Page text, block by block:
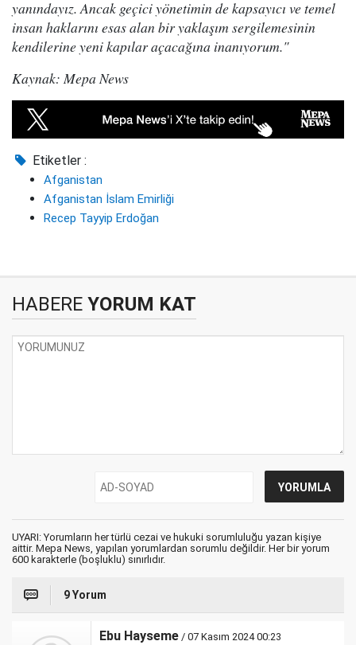
yanındayız. Ancak geçici yönetimin de kapsayıcı ve temel
insan haklarını esas alan bir yaklaşım sergilemesinin
kendilerine yeni kapılar açacağına inanıyorum."
Kaynak: Mepa News
Etiketler :
Afganistan
Afganistan İslam Emirliği
Recep Tayyip Erdoğan
HABERE YORUM KAT
UYARI: Yorumların her türlü cezai ve hukuki sorumluluğu yazan kişiye
aittir. Mepa News, yapılan yorumlardan sorumlu değildir. Her bir yorum
600 karakterle (boşluklu) sınırlıdır.
9 Yorum
Ebu Hayseme / 07 Kasım 2024 00:23